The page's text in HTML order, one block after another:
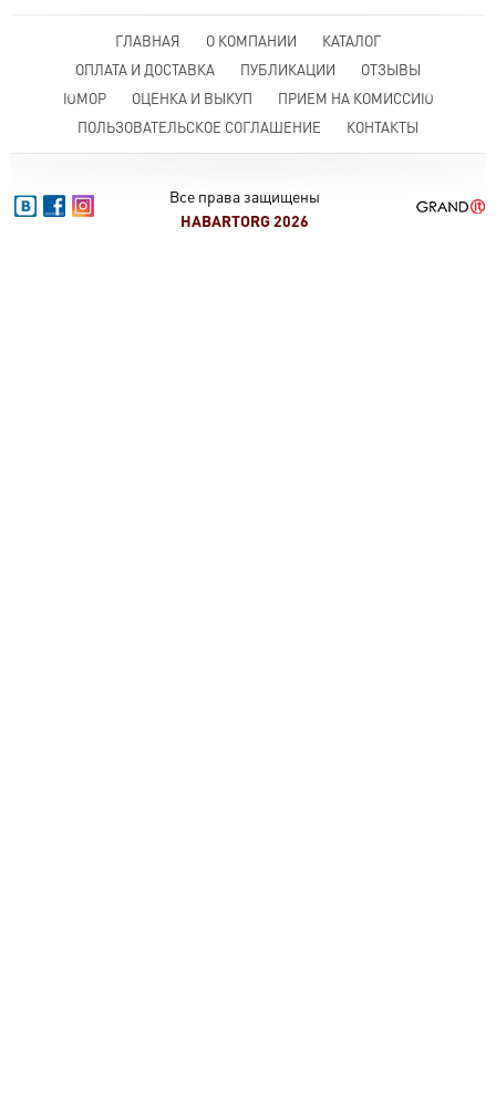
ГЛАВНАЯ О КОМПАНИИ
КАТАЛОГ
ОПЛАТА И ДОСТАВКА
ПУБЛИКАЦИИ
ОТЗЫВЫ
ЮМОР
ОЦЕНКА И ВЫКУП
ПРИЕМ НА КОМИССИЮ
ПОЛЬЗОВАТЕЛЬСКОЕ СОГЛАШЕНИЕ
КОНТАКТЫ
Все права защищены
HABARTORG 2026